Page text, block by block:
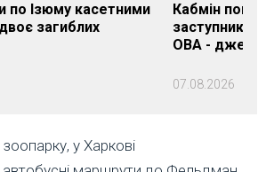
по Ізюму касетними
загиблих
Кабмін
заступника
ОВА -
07.08.2026
у Харкові